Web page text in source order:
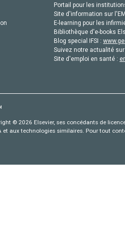
Portail pour les
Site d'information sur
E-learning pour les
Bibliothèque d'e-books
Blog special IFSI :
Suivez notre actualité
Site d'emploi en santé :
© 2026 Elsevier, ses concédants de
et aux technologies similaires. Pour tout